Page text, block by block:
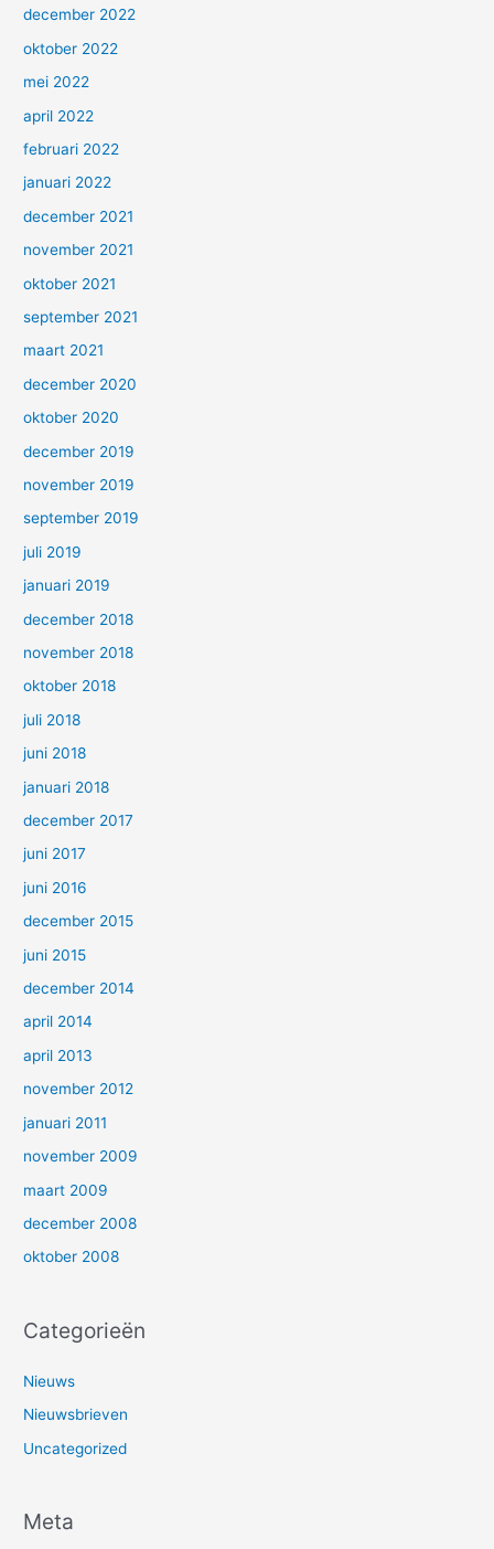
december 2022
oktober 2022
mei 2022
april 2022
februari 2022
januari 2022
december 2021
november 2021
oktober 2021
september 2021
maart 2021
december 2020
oktober 2020
december 2019
november 2019
september 2019
juli 2019
januari 2019
december 2018
november 2018
oktober 2018
juli 2018
juni 2018
januari 2018
december 2017
juni 2017
juni 2016
december 2015
juni 2015
december 2014
april 2014
april 2013
november 2012
januari 2011
november 2009
maart 2009
december 2008
oktober 2008
Categorieën
Nieuws
Nieuwsbrieven
Uncategorized
Meta